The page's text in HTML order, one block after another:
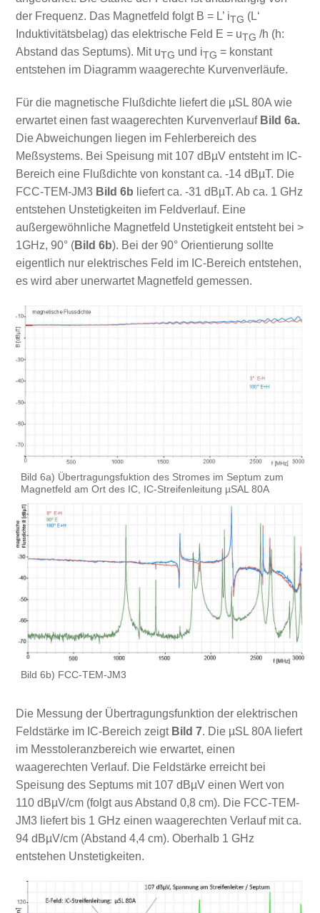
der Frequenz. Das Magnetfeld folgt B = L’ iTG (L‘
Induktivitätsbelag) das elektrische Feld E = uTG /h (h:
Abstand das Septums). Mit uTG und iTG = konstant
entstehen im Diagramm waagerechte Kurvenverläufe.
Für die magnetische Flußdichte liefert die µSL 80A wie
erwartet einen fast waagerechten Kurvenverlauf Bild 6a.
Die Abweichungen liegen im Fehlerbereich des
Meßsystems. Bei Speisung mit 107 dBµV entsteht im IC-
Bereich eine Flußdichte von konstant ca. -14 dBµT. Die
FCC-TEM-JM3Bild 6b liefert ca. -31 dBµT. Ab ca. 1 GHz
entstehen Unstetigkeiten im Feldverlauf. Eine
außergewöhnliche Magnetfeld Unstetigkeit entsteht bei >
1GHz, 90° (Bild 6b). Bei der 90° Orientierung sollte
eigentlich nur elektrisches Feld im IC-Bereich entstehen,
es wird aber unerwartet Magnetfeld gemessen.
Bild 6a) Übertragungsfuktion des Stromes im Septum zum
Magnetfeld am Ort des IC, IC-Streifenleitung µSAL 80A
Bild 6b) FCC-TEM-JM3
Die Messung der Übertragungsfunktion der elektrischen
Feldstärke im IC-Bereich zeigt Bild 7. Die µSL 80A liefert
im Messtoleranzbereich wie erwartet, einen
waagerechten Verlauf. Die Feldstärke erreicht bei
Speisung des Septums mit 107 dBµV einen Wert von
110 dBµV/cm (folgt aus Abstand 0,8 cm). Die FCC-TEM-
JM3 liefert bis 1 GHz einen waagerechten Verlauf mit ca.
94 dBµV/cm (Abstand 4,4 cm). Oberhalb 1 GHz
entstehen Unstetigkeiten.